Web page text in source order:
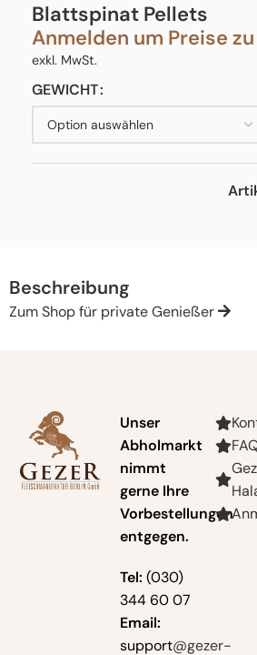
Blattspinat Pellets
Anmelden um Preise
exkl. MwSt.
GEWICHT
Beschreibung
Zum Shop für private Genießer
Unser
Abholmarkt
nimmt
gerne Ihre
Vorbestellungen
entgegen.
Tel: (030)
344 60 07
Email:
support@gezer-